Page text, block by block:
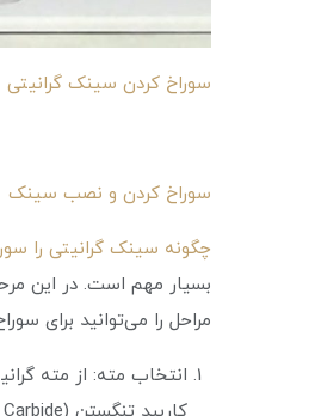
سوراخ کردن سینک گرانیتی
سوراخ کردن و نصب سینک
چگونه سینک گرانیتی را
بسیار مهم است. در این
مراحل را می‌توانید برای
انتخاب مته: از مته